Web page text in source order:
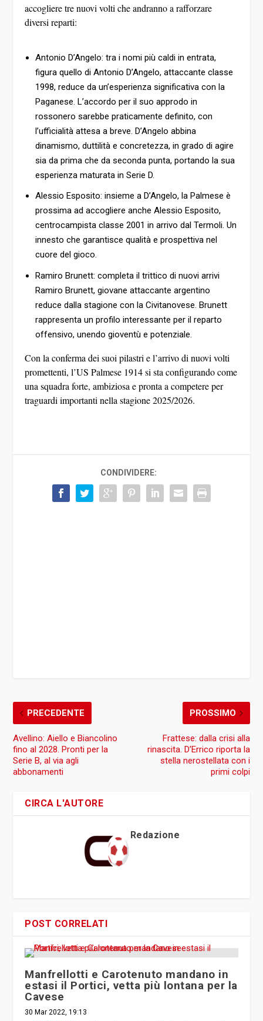
accogliere tre nuovi volti che andranno a rafforzare
diversi reparti:
Antonio D’Angelo: tra i nomi più caldi in entrata,
figura quello di Antonio D’Angelo, attaccante classe
1998, reduce da un’esperienza significativa con la
Paganese. L’accordo per il suo approdo in
rossonero sarebbe praticamente definito, con
l’ufficialità attesa a breve. D’Angelo abbina
dinamismo, duttilità e concretezza, in grado di agire
sia da prima che da seconda punta, portando la sua
esperienza maturata in Serie D.
Alessio Esposito: insieme a D’Angelo, la Palmese è
prossima ad accogliere anche Alessio Esposito,
centrocampista classe 2001 in arrivo dal Termoli. Un
innesto che garantisce qualità e prospettiva nel
cuore del gioco.
Ramiro Brunett: completa il trittico di nuovi arrivi
Ramiro Brunett, giovane attaccante argentino
reduce dalla stagione con la Civitanovese. Brunett
rappresenta un profilo interessante per il reparto
offensivo, unendo gioventù e potenziale.
Con la conferma dei suoi pilastri e l’arrivo di nuovi volti
promettenti, l’US Palmese 1914 si sta configurando come
una squadra forte, ambiziosa e pronta a competere per
traguardi importanti nella stagione 2025/2026.
CONDIVIDERE:
PRECEDENTE
Avellino: Aiello e Biancolino
fino al 2028. Pronti per la
Serie B, al via agli
abbonamenti
PROSSIMO
Frattese: dalla crisi alla
rinascita. D’Errico riporta la
stella nerostellata con i
primi colpi
CIRCA L'AUTORE
Redazione
POST CORRELATI
Manfrellotti e Carotenuto mandano in
estasi il Portici, vetta più lontana per la
Cavese
30 Mar 2022, 19:13